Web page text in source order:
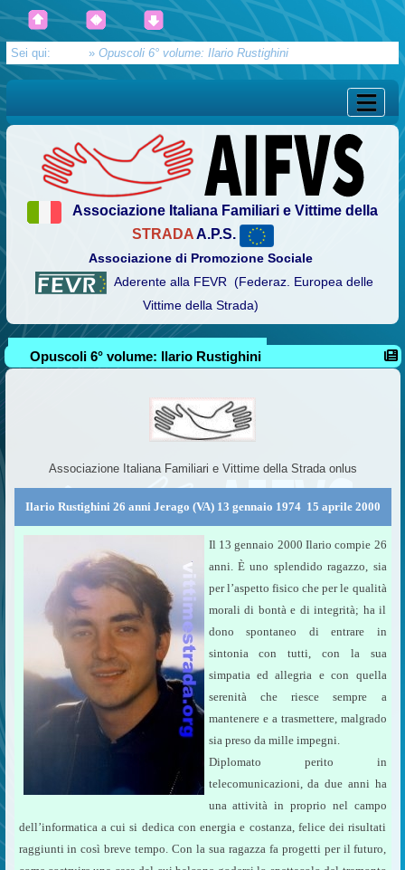
Sei qui: » Opuscoli 6° volume: Ilario Rustighini
Associazione Italiana Familiari e Vittime della
STRADAA.P.S.
Associazione di Promozione Sociale
Aderente alla FEVR (Federaz. Europea delle
Vittime della Strada)
Opuscoli 6° volume: Ilario Rustighini
Associazione Italiana Familiari e Vittime della Strada onlus
Ilario Rustighini 26 anni Jerago (VA) 13 gennaio 1974  15 aprile 2000
Il 13 gennaio 2000 Ilario compie 26
anni. È uno splendido ragazzo, sia
per l’aspetto fisico che per le qualità
morali di bontà e di integrità; ha il
dono spontaneo di entrare in
sintonia con tutti, con la sua
simpatia ed allegria e con quella
serenità che riesce sempre a
mantenere e a trasmettere, malgrado
sia preso da mille impegni.
Diplomato perito in
telecomunicazioni, da due anni ha
una attività in proprio nel campo
dell’informatica a cui si dedica con energia e costanza, felice dei risultati
raggiunti in così breve tempo. Con la sua ragazza fa progetti per il futuro,